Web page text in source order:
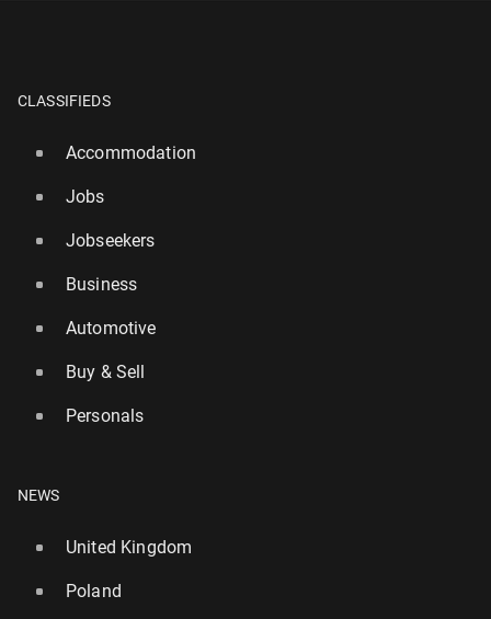
CLASSIFIEDS
Accommodation
Jobs
Jobseekers
Business
Automotive
Buy & Sell
Personals
NEWS
United Kingdom
Poland